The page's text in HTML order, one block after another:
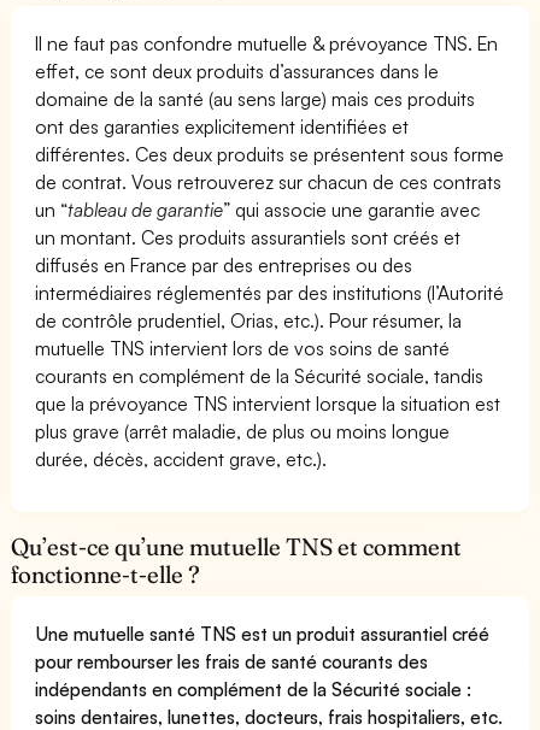
Il ne faut pas confondre mutuelle & prévoyance TNS. En
effet, ce sont deux produits d’assurances dans le
domaine de la santé (au sens large) mais ces produits
ont des garanties explicitement identifiées et
différentes. Ces deux produits se présentent sous forme
de contrat. Vous retrouverez sur chacun de ces contrats
un “tableau de garantie” qui associe une garantie avec
un montant. Ces produits assurantiels sont créés et
diffusés en France par des entreprises ou des
intermédiaires réglementés par des institutions (l’Autorité
de contrôle prudentiel, Orias, etc.). Pour résumer, la
mutuelle TNS intervient lors de vos soins de santé
courants en complément de la Sécurité sociale, tandis
que la prévoyance TNS intervient lorsque la situation est
plus grave (arrêt maladie, de plus ou moins longue
durée, décès, accident grave, etc.).
Qu’est-ce qu’une mutuelle TNS et comment
fonctionne-t-elle ?
Une mutuelle santé TNS est un produit assurantiel créé
pour rembourser les frais de santé courants des
indépendants en complément de la Sécurité sociale :
soins dentaires, lunettes, docteurs, frais hospitaliers, etc.